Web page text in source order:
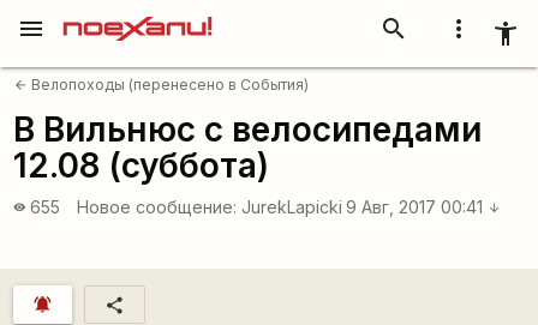
more_vert accessibility_new
search
menu
arrow_back Велопоходы (перенесено в События)
В Вильнюс с велосипедами
12.08 (суббота)
visibility 655 Новое сообщение: JurekLapicki 9 Авг, 2017 00:41 arrow_downward
notifications_active share